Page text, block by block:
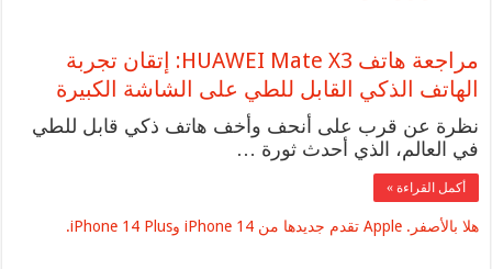
مراجعة هاتف HUAWEI Mate X3: إتقان تجربة
الهاتف الذكي القابل للطي على الشاشة الكبيرة
نظرة عن قرب على أنحف وأخف هاتف ذكي قابل للطي
في العالم، الذي أحدث ثورة …
أكمل القراءة »
هلا بالأصفر. Apple تقدم جديدها من iPhone 14 وiPhone 14 Plus.